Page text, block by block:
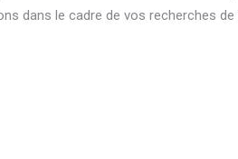
dans le cadre de vos recherches